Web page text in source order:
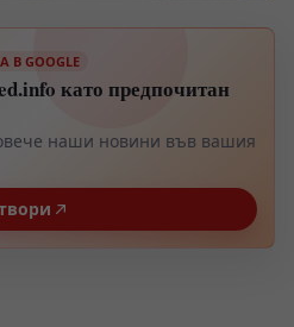
GOOGLE
като предпочитан
наши новини във вашия